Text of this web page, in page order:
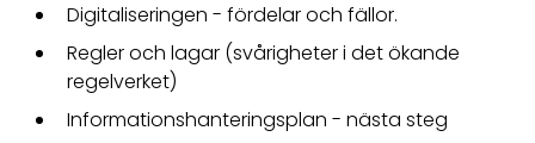
Digitaliseringen - fördelar och fällor.
Regler och lagar (svårigheter i det ökande
regelverket)
Informationshanteringsplan - nästa steg